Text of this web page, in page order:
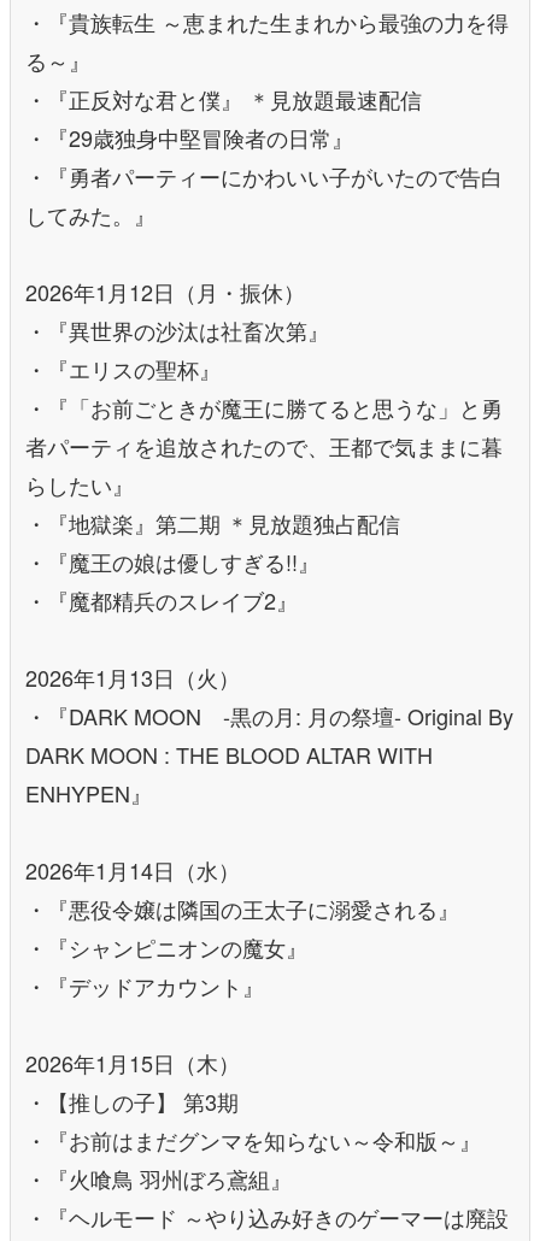
・『貴族転生 ～恵まれた生まれから最強の力を得
る～』
・『正反対な君と僕』 ＊見放題最速配信
・『29歳独身中堅冒険者の日常』
・『勇者パーティーにかわいい子がいたので告白
してみた。』
2026年1月12日（月・振休）
・『異世界の沙汰は社畜次第』
・『エリスの聖杯』
・『「お前ごときが魔王に勝てると思うな」と勇
者パーティを追放されたので、王都で気ままに暮
らしたい』
・『地獄楽』第二期 ＊見放題独占配信
・『魔王の娘は優しすぎる!!』
・『魔都精兵のスレイブ2』
2026年1月13日（火）
・『DARK MOON -黒の月: 月の祭壇- Original By
DARK MOON : THE BLOOD ALTAR WITH
ENHYPEN』
2026年1月14日（水）
・『悪役令嬢は隣国の王太子に溺愛される』
・『シャンピニオンの魔女』
・『デッドアカウント』
2026年1月15日（木）
・【推しの子】 第3期
・『お前はまだグンマを知らない～令和版～』
・『火喰鳥 羽州ぼろ鳶組』
・『ヘルモード ～やり込み好きのゲーマーは廃設